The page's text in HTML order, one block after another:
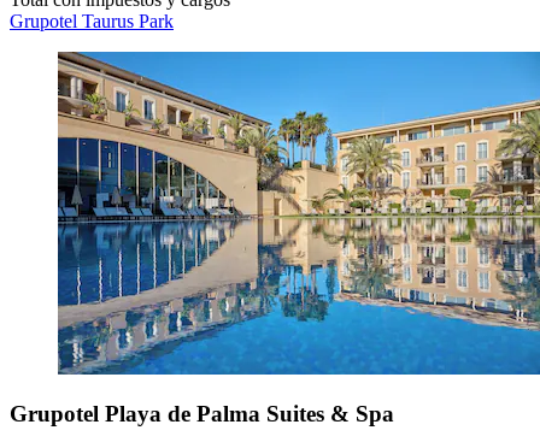
Grupotel Taurus Park
Grupotel Playa de Palma Suites & Spa